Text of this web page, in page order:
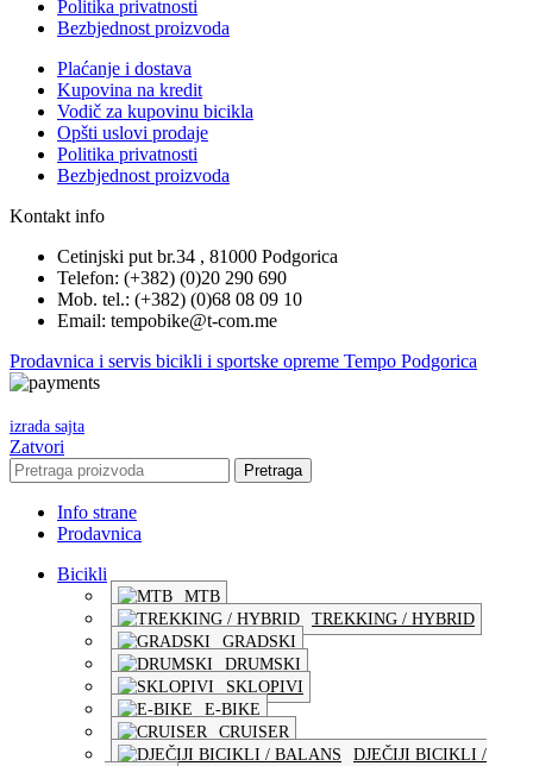
Politika privatnosti
Bezbjednost proizvoda
Plaćanje i dostava
Kupovina na kredit
Vodič za kupovinu bicikla
Opšti uslovi prodaje
Politika privatnosti
Bezbjednost proizvoda
Kontakt info
Cetinjski put br.34 , 81000 Podgorica
Telefon: (+382) (0)20 290 690
Mob. tel.: (+382) (0)68 08 09 10
Email: tempobike@t-com.me
Prodavnica i servis bicikli i sportske opreme Tempo Podgorica
izrada sajta
Zatvori
Pretraga
Info strane
Prodavnica
Bicikli
MTB
TREKKING / HYBRID
GRADSKI
DRUMSKI
SKLOPIVI
E-BIKE
CRUISER
DJEČIJI BICIKLI /